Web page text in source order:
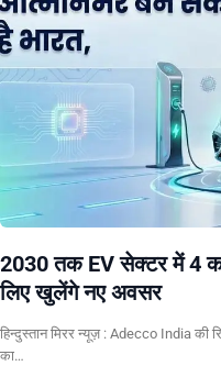
2030 तक EV सेक्टर में 4
लिए खुलेंगे नए अवसर
हिन्दुस्तान मिरर न्यूज़ : Adecco India की
का…